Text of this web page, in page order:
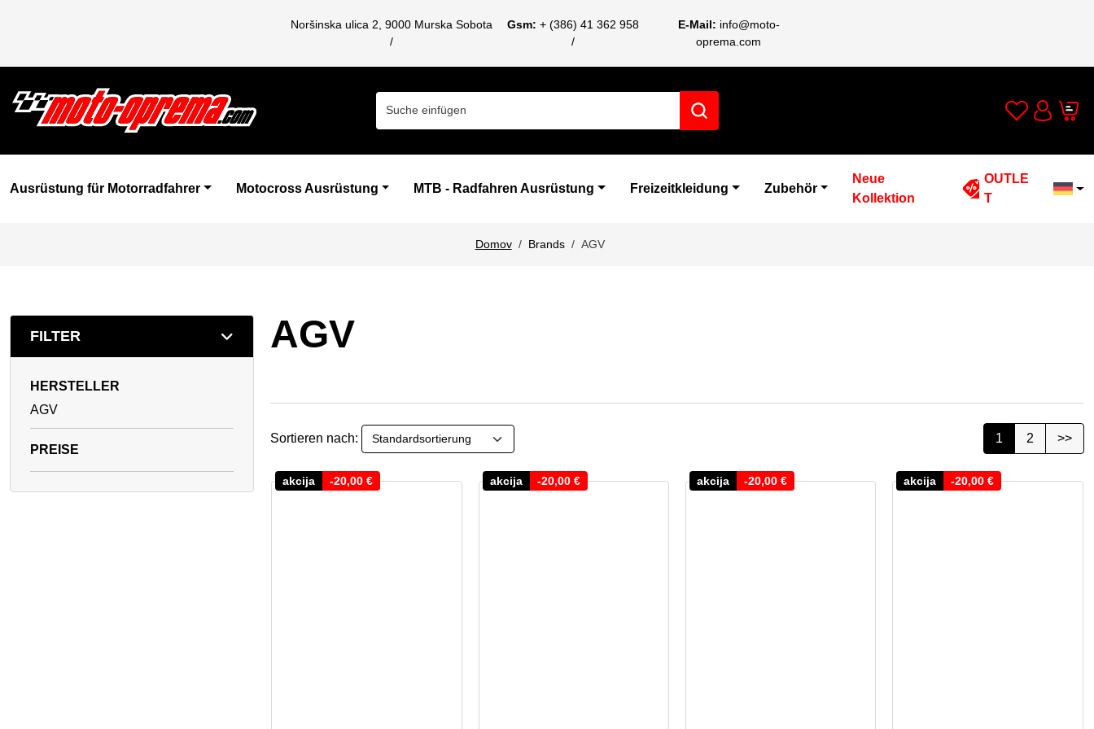
Noršinska ulica 2, 9000 Murska Sobota Gsm: + (386) 41 362 958 E-Mail: info@moto-
oprema.com
Wishlist
Cart
Ausrüstung für Motorradfahrer Motocross Ausrüstung MTB - Radfahren Ausrüstung Freizeitkleidung Zubehör
Neue
Kollektion
OUTLE
T
Domov Brands AGV
FILTER
HERSTELLER
AGV
AGV
Sortieren nach: 1 2 >>
akcija -20,00€ akcija -20,00 € akcija -20,00 € akcija -20,00€